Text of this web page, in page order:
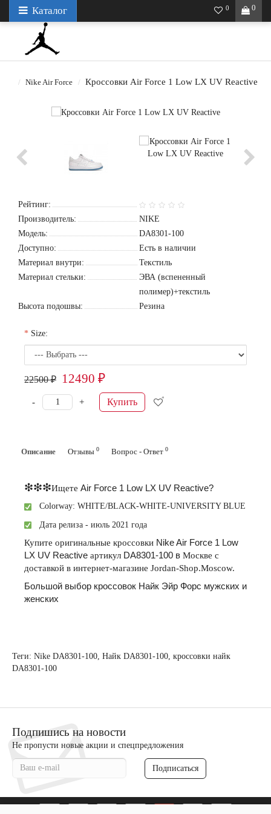
0
Каталог 0
Nike Air Force Кроссовки Air Force 1 Low LX UV Reactive
Рейтинг:
Производитель:
NIKE
Модель:
DA8301-100
Доступно:
Есть в наличии
Материал внутри:
Текстиль
Материал стельки:
ЭВА (вспененный
полимер)+текстиль
Высота подошвы:
Резина
Size:
22500 ₽ 12490 ₽
+
- Купить
Описание Отзывы 0 Вопрос - Ответ 0
❇❇❇Ищете Air Force 1 Low LX UV Reactive?
Colorway: WHITE/BLACK-WHITE-UNIVERSITY BLUE
Дата релиза - июль 2021 года
Купите оригинальные кроссовки Nike Air Force 1 Low
LX UV Reactive артикул DA8301-100 в Москве с
доставкой в интернет-магазине Jordan-Shop.Moscow.
Большой выбор кроссовок Найк Эйр Форс мужских и
женских
Теги: Nike DA8301-100 Найк DA8301-100 кроссовки найк
DA8301-100
Подпишись на новости
Не пропусти новые акции и спецпредложения
Подписаться